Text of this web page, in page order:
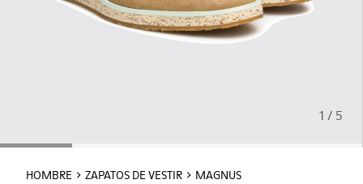
1 / 5
HOMBRE ZAPATOS DE VESTIR MAGNUS